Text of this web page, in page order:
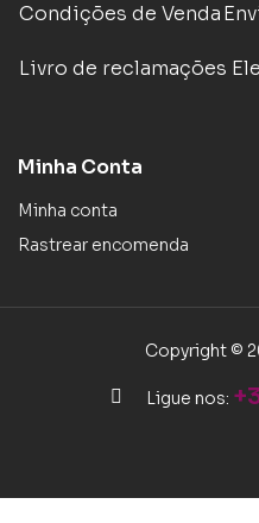
Condições de Venda
Livro de reclamações
Minha Conta
Minha conta
Rastrear encomenda
Copyright ©
Ligue nos: